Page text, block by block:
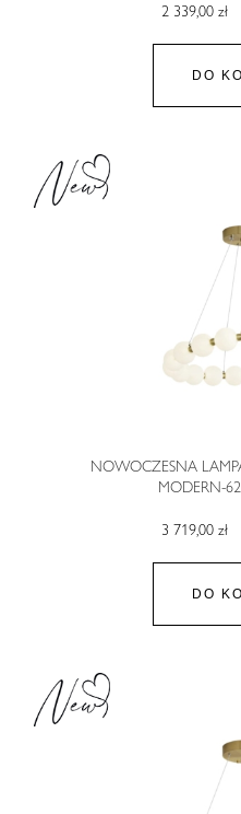
2 339,00 zł
DO
NOWOCZESNA
MODERN-
3 719,00 zł
DO